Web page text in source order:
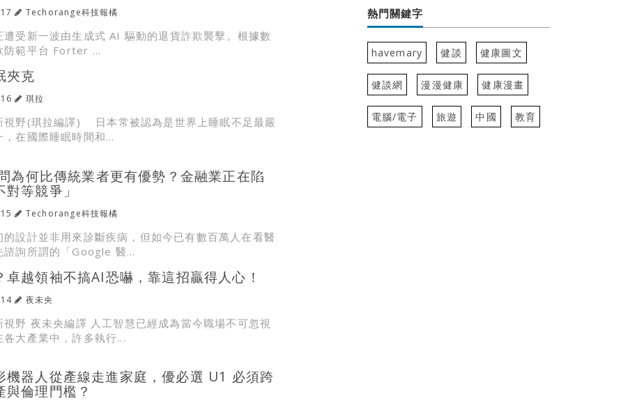
Techorange科技報橘
遭受新一波由生成式 AI 驅動的退貨詐欺襲擊。根據數
防範平台 Forter ...
夾克
琪拉
視野(琪拉編譯) 日本常被認為是世界上睡眠不足最嚴
在國際睡眠時間和...
為何比傳統業者更有優勢？金融業正在陷
等競爭」
Techorange科技報橘
的設計並非用來診斷疾病，但如今已有數百萬人在看醫
諮詢所謂的「Google 醫...
卓越領袖不搞AI恐嚇，靠這招贏得人心！
夜未央
視野 夜未央編譯 人工智慧已經成為當今職場不可忽視
各大產業中，許多執行...
機器人從產線走進家庭，優必選 U1 必須跨
與倫理門檻？
熱門關鍵字
havemary 健談 健康圖文
健談網 漫漫健康 健康漫畫
電腦/電子 旅遊 中國 教育